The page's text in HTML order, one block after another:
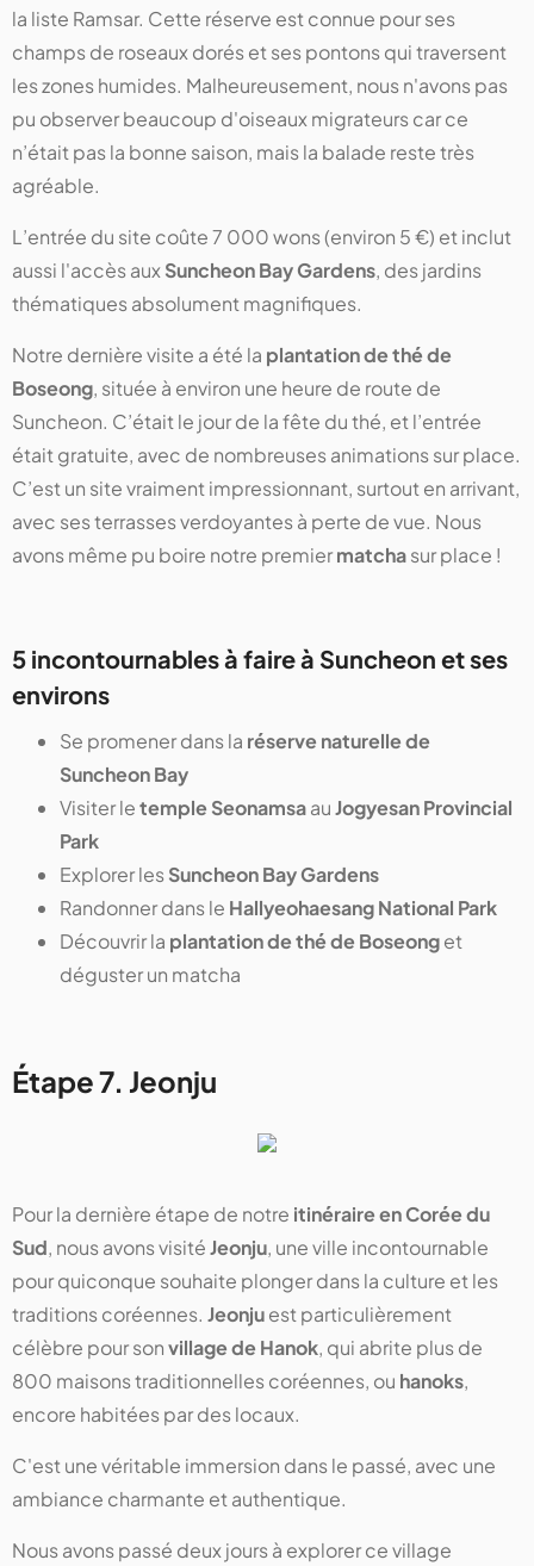
la liste Ramsar. Cette réserve est connue pour ses
champs de roseaux dorés et ses pontons qui traversent
les zones humides. Malheureusement, nous n'avons pas
pu observer beaucoup d'oiseaux migrateurs car ce
n’était pas la bonne saison, mais la balade reste très
agréable.
L’entrée du site coûte 7 000 wons (environ 5 €) et inclut
aussi l'accès auxSuncheon Bay Gardens, des jardins
thématiques absolument magnifiques.
Notre dernière visite a été la plantation de thé de
Boseong, située à environ une heure de route de
Suncheon. C’était le jour de la fête du thé, et l’entrée
était gratuite, avec de nombreuses animations sur place.
C’est un site vraiment impressionnant, surtout en arrivant,
avec ses terrasses verdoyantes à perte de vue. Nous
avons même pu boire notre premiermatchasur place !
5 incontournables à faire à Suncheon et ses
environs
Se promener dans la réserve naturelle de
Suncheon Bay
Visiter letemple SeonamsaauJogyesan Provincial
Park
Explorer lesSuncheon Bay Gardens
Randonner dans le Hallyeohaesang National Park
Découvrir la plantation de thé de Boseonget
déguster un matcha
Étape 7. Jeonju
Pour la dernière étape de notre itinéraire en Corée du
Sud, nous avons visitéJeonju, une ville incontournable
pour quiconque souhaite plonger dans la culture et les
traditions coréennes. Jeonjuest particulièrement
célèbre pour sonvillage de Hanok, qui abrite plus de
800 maisons traditionnelles coréennes, ou hanoks,
encore habitées par des locaux.
C'est une véritable immersion dans le passé, avec une
ambiance charmante et authentique.
Nous avons passé deux jours à explorer ce village